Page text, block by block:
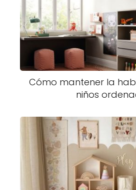
Cómo mantener la
niños